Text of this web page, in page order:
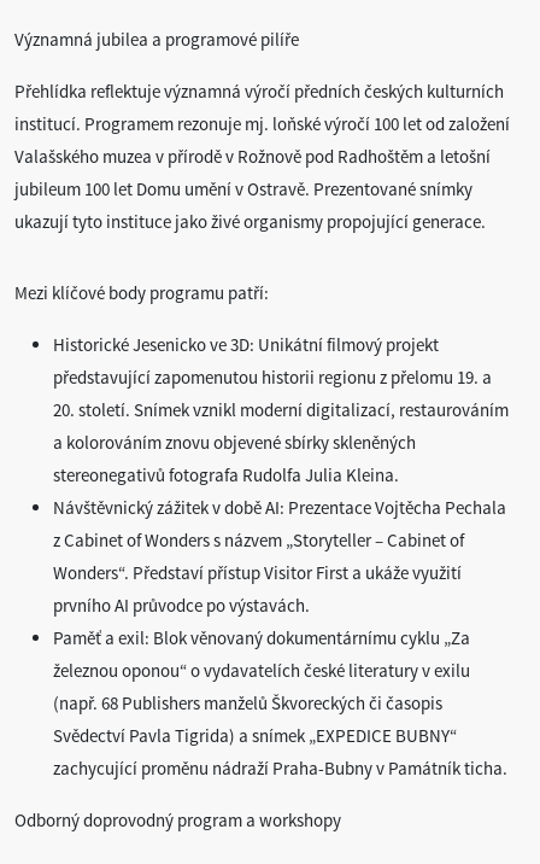
Významná jubilea a programové pilíře
Přehlídka reflektuje významná výročí předních českých kulturních
institucí. Programem rezonuje mj. loňské výročí 100 let od založení
Valašského muzea v přírodě v Rožnově pod Radhoštěm a letošní
jubileum 100 let Domu umění v Ostravě. Prezentované snímky
ukazují tyto instituce jako živé organismy propojující generace.
Mezi klíčové body programu patří:
Historické Jesenicko ve 3D: Unikátní filmový projekt
představující zapomenutou historii regionu z přelomu 19. a
20. století. Snímek vznikl moderní digitalizací, restaurováním
a kolorováním znovu objevené sbírky skleněných
stereonegativů fotografa Rudolfa Julia Kleina.
Návštěvnický zážitek v době AI: Prezentace Vojtěcha Pechala
z Cabinet of Wonders s názvem „Storyteller – Cabinet of
Wonders“. Představí přístup Visitor First a ukáže využití
prvního AI průvodce po výstavách.
Paměť a exil: Blok věnovaný dokumentárnímu cyklu „Za
železnou oponou“ o vydavatelích české literatury v exilu
(např. 68 Publishers manželů Škvoreckých či časopis
Svědectví Pavla Tigrida) a snímek „EXPEDICE BUBNY“
zachycující proměnu nádraží Praha-Bubny v Památník ticha.
Odborný doprovodný program a workshopy